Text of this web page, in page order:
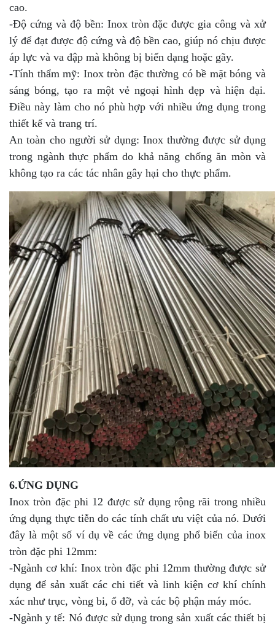
cao.
-Độ cứng và độ bền: Inox tròn đặc được gia công và xử
lý để đạt được độ cứng và độ bền cao, giúp nó chịu được
áp lực và va đập mà không bị biến dạng hoặc gãy.
-Tính thẩm mỹ: Inox tròn đặc thường có bề mặt bóng và
sáng bóng, tạo ra một vẻ ngoại hình đẹp và hiện đại.
Điều này làm cho nó phù hợp với nhiều ứng dụng trong
thiết kế và trang trí.
An toàn cho người sử dụng: Inox thường được sử dụng
trong ngành thực phẩm do khả năng chống ăn mòn và
không tạo ra các tác nhân gây hại cho thực phẩm.
6.ỨNG DỤNG
Inox tròn đặc phi 12 được sử dụng rộng rãi trong nhiều
ứng dụng thực tiễn do các tính chất ưu việt của nó. Dưới
đây là một số ví dụ về các ứng dụng phổ biến của inox
tròn đặc phi 12mm:
-Ngành cơ khí: Inox tròn đặc phi 12mm thường được sử
dụng để sản xuất các chi tiết và linh kiện cơ khí chính
xác như trục, vòng bi, ổ đỡ, và các bộ phận máy móc.
-Ngành y tế: Nó được sử dụng trong sản xuất các thiết bị